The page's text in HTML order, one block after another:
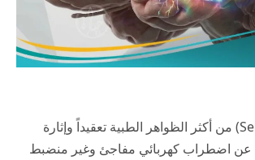
(Seizures) من أكثر الظواهر الطبية تعقيداً وإثارة
عن اضطراب كهربائي مفاجئ وغير منضبط